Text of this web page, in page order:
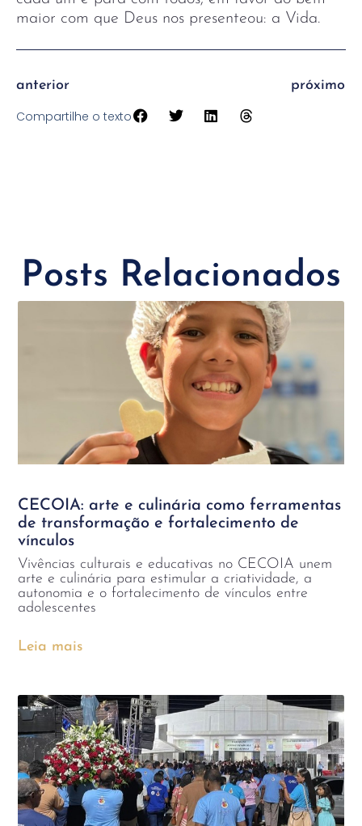
maior com que Deus nos presenteou: a Vida.
anterior próximo
Compartilhe o texto
Posts Relacionados
CECOIA: arte e culinária como ferramentas
de transformação e fortalecimento de
vínculos
Vivências culturais e educativas no CECOIA unem
arte e culinária para estimular a criatividade, a
autonomia e o fortalecimento de vínculos entre
adolescentes
Leia mais